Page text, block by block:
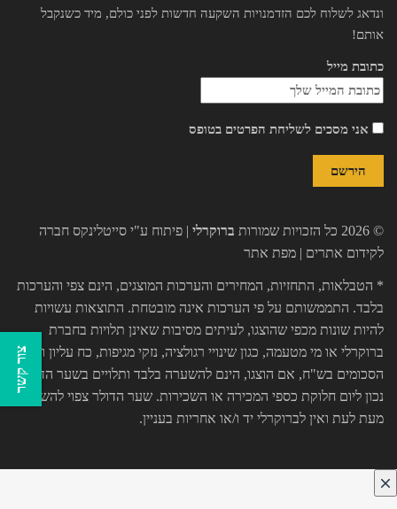
ונדאג לשלוח לכם הזדמנויות השקעה חדשות לפני כולם, מיד כשנקבל
אותם!
כתובת מייל
אני מסכים לשליחת הפרטים בטופס
© 2026 כל הזכויות שמורות ברוקרלי | פיתוח ע"י סייטלינקס חברה
לקידום אתרים | מפת אתר
* הטבלאות, התחזיות, המחירים והערכות המוצגים, הינם צפי והערכות
בלבד. התממשותם על פי הערכות אינה מובטחת. התוצאות עשויות
להיות שונות מכפי שהוצגו, לעיתים מסיבות שאינן תלויות בחברת
ברוקרלי או מי מטעמה, כגון שינויי רגולציה, נזקי מגיפות, כח עליון וכו'.
הסכומים בש"ח, אם הוצגו, הינם להשערה בלבד ותלויים בשער הדולר
נכון ליום חלוקת כספי המכירה או השכירות. שער הדולר צפוי להשתנות
מעת לעת ואין לברוקרלי יד ו/או אחריות בעניין.
צור קשר